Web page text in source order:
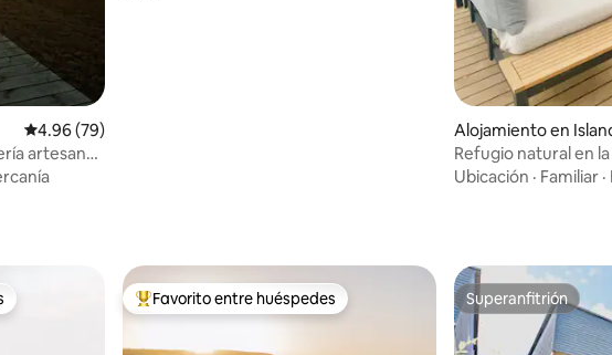
Calificación promedio: 4.96 de 5, 79 reseñas
4.96 (79)
artesanal
Alojamiento en
Refugio natural en
a pie de la playa
Ubicación · Familiar ·
Favorito entre huéspedes preferido
Favorito entre huéspedes Superanfitrión
Superanfitrión